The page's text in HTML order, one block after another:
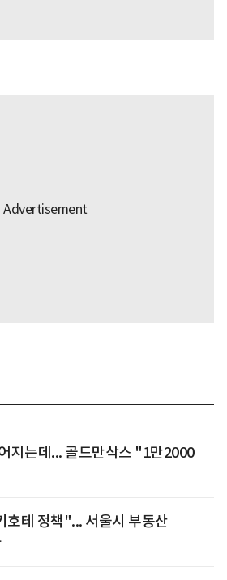
지는데... 골드만삭스 "1만2000
테 정책"... 서울시 부동산